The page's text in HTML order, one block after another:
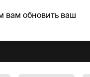
вам обновить ваш